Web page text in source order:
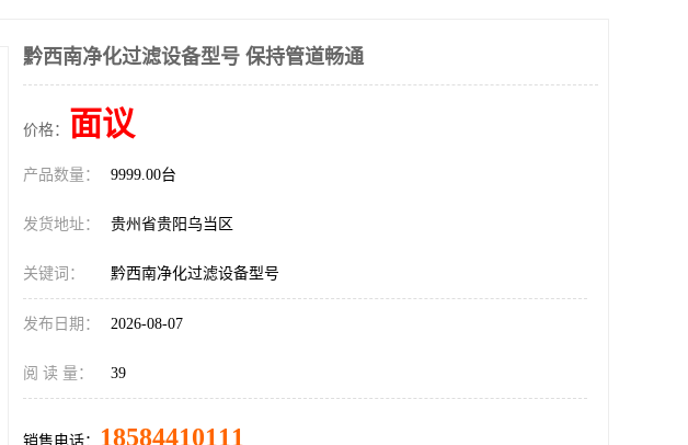
黔西南净化过滤设备型号 保持管道畅通
价格： 面议
产品数量： 9999.00台
发货地址： 贵州省贵阳乌当区
关键词： 黔西南净化过滤设备型号
发布日期： 2026-08-07
阅 读 量： 39
销售电话： 18584410111